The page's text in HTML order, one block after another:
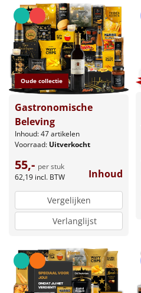
Oude collectie
Gastronomische
Beleving
Inhoud: 47 artikelen
Voorraad: Uitverkocht
55,- per stuk
62,19 incl. BTW Inhoud
Vergelijken
Verlanglijst